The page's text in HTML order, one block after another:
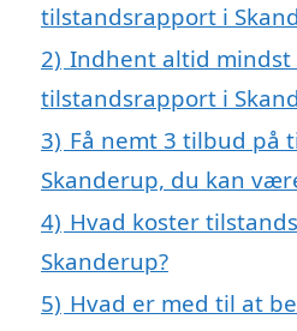
tilstandsrapport i
2) Indhent altid mindst
tilstandsrapport i
3) Få nemt 3 tilbud på
Skanderup, du kan
4) Hvad koster
Skanderup?
5) Hvad er med til at